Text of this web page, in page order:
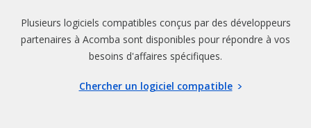
Plusieurs logiciels compatibles conçus par des développeurs
partenaires à Acomba sont disponibles pour répondre à vos
besoins d'affaires spécifiques.
Chercher un logiciel compatible